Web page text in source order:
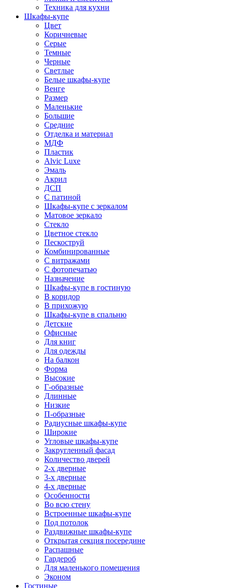
Техника для кухни
Шкафы-купе
Цвет
Коричневые
Серые
Темные
Черные
Светлые
Белые шкафы-купе
Венге
Размер
Маленькие
Большие
Средние
Отделка и материал
МДФ
Пластик
Alvic Luxe
Эмаль
Акрил
ДСП
С патиной
Шкафы-купе с зеркалом
Матовое зеркало
Стекло
Цветное стекло
Пескоструй
Комбинированные
С витражами
С фотопечатью
Назначение
Шкафы-купе в гостиную
В коридор
В прихожую
Шкафы-купе в спальню
Детские
Офисные
Для книг
Для одежды
На балкон
Форма
Высокие
Г-образные
Длинные
Низкие
П-образные
Радиусные шкафы-купе
Широкие
Угловые шкафы-купе
Закругленный фасад
Количество дверей
2-х дверные
3-х дверные
4-х дверные
Особенности
Во всю стену
Встроенные шкафы-купе
Под потолок
Раздвижные шкафы-купе
Открытая секция посередине
Распашные
Гардероб
Для маленького помещения
Эконом
Гостиные